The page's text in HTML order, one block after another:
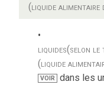
(liquide alimentaire
liquides(selon le
(liquide
VOIR
dans les